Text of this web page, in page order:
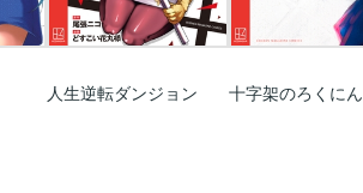
人生逆転ダンジョン 十字架のろくにん